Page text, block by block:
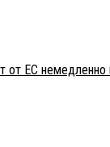
ЕС немедленно